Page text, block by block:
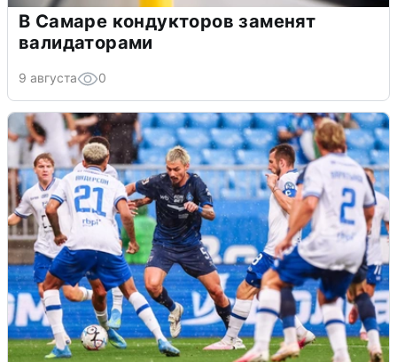
В Самаре кондукторов заменят
валидаторами
9 августа 0